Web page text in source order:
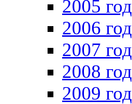
2005 год
2006 год
2007 год
2008 год
2009 год